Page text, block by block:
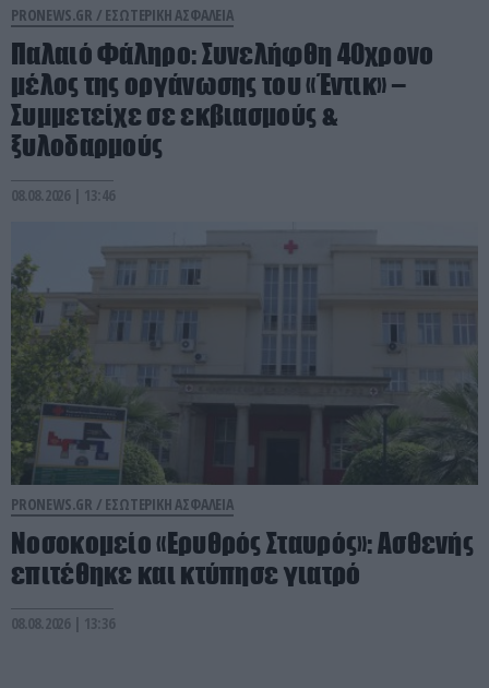
PRONEWS.GR / ΕΣΩΤΕΡΙΚΗ ΑΣΦΑΛΕΙΑ
Παλαιό Φάληρο: Συνελήφθη 40χρονο
μέλος της οργάνωσης του «Έντικ» –
Συμμετείχε σε εκβιασμούς &
ξυλοδαρμούς
08.08.2026 | 13:46
PRONEWS.GR / ΕΣΩΤΕΡΙΚΗ ΑΣΦΑΛΕΙΑ
Νοσοκομείο «Ερυθρός Σταυρός»: Ασθενής
επιτέθηκε και κτύπησε γιατρό
08.08.2026 | 13:36